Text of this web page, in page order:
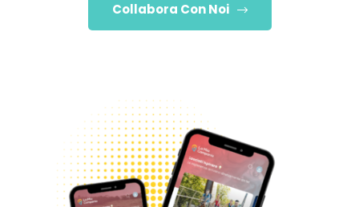
Collabora Con Noi